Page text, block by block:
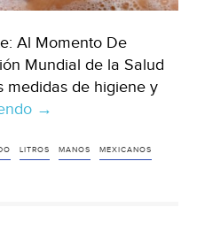
Al Momento De
Mundial de la Salud
medidas de higiene y
Mexicanos
gastar
→
LITROS MANOS MEXICANOS